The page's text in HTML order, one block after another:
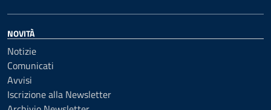
NOVITÀ
Notizie
Comunicati
Avvisi
Iscrizione alla Newsletter